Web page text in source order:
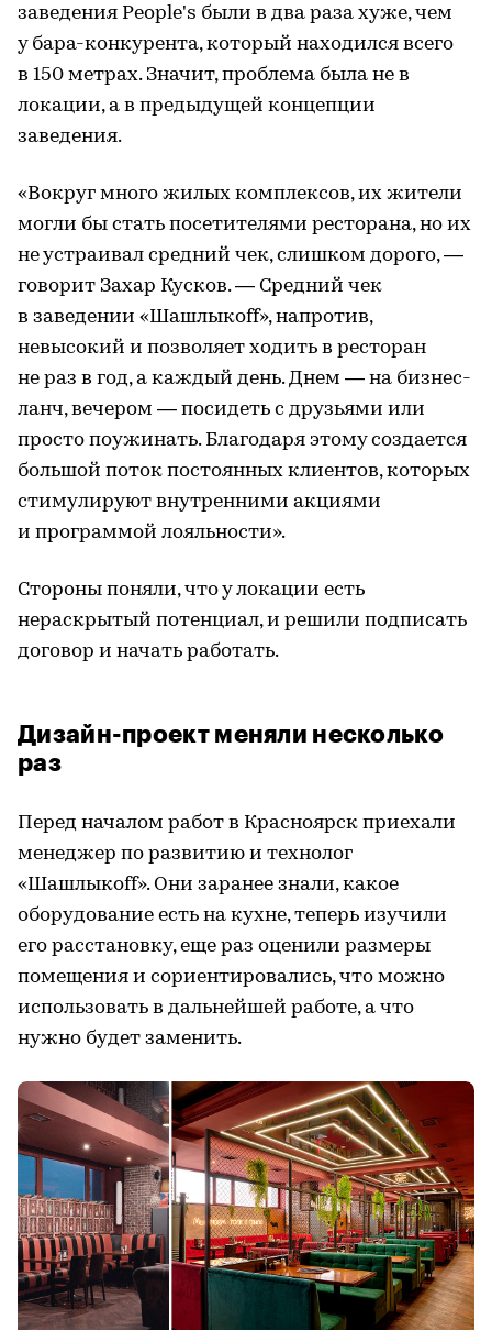
заведения People's были в два раза хуже, чем
у бара-конкурента, который находился всего
в 150 метрах. Значит, проблема была не в
локации, а в предыдущей концепции
заведения.
«Вокруг много жилых комплексов, их жители
могли бы стать посетителями ресторана, но их
не устраивал средний чек, слишком дорого, —
говорит Захар Кусков. — Средний чек
в заведении «Шашлыкоff», напротив,
невысокий и позволяет ходить в ресторан
не раз в год, а каждый день. Днем — на бизнес-
ланч, вечером — посидеть с друзьями или
просто поужинать. Благодаря этому создается
большой поток постоянных клиентов, которых
стимулируют внутренними акциями
и программой лояльности».
Стороны поняли, что у локации есть
нераскрытый потенциал, и решили подписать
договор и начать работать.
Дизайн-проект меняли несколько
раз
Перед началом работ в Красноярск приехали
менеджер по развитию и технолог
«Шашлыкоff». Они заранее знали, какое
оборудование есть на кухне, теперь изучили
его расстановку, еще раз оценили размеры
помещения и сориентировались, что можно
использовать в дальнейшей работе, а что
нужно будет заменить.